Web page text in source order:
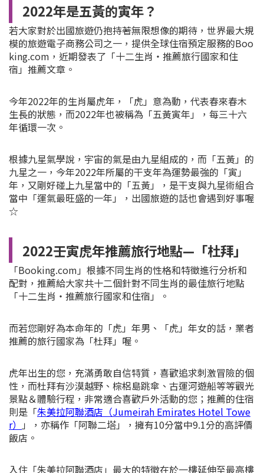
2022年是五黃的寅年？
若大家對於出國旅遊仍抱持著無限想像的期待，世界最大規
模的旅遊電子商務公司之一，提供全球住宿預定服務的Boo
king.com，近期發表了「十二生肖・推薦旅行國家和住
宿」推薦文章。
今年2022年的生肖屬虎年，「虎」意為動，代表春來春木
生長的狀態，而2022年也被稱為「五黃寅年」，每三十六
年循環一次。
根據九星氣學說，宇宙的氣是由九星組成的，而「五黃」的
九星之一，今年2022年所屬的干支年為運勢最強的「寅」
年，又剛好碰上九星當中的「五黃」，是干支與九星術組合
當中「運氣最旺盛的一年」，出國旅遊的話也會遇到好事喔
☆
2022壬寅虎年推薦旅行地點—「杜拜」
「Booking.com」根據不同生肖的性格和特徵進行分析和
配對，推薦給大家共十二個針對不同生肖的最佳旅行地點
「十二生肖・推薦旅行國家和住宿」。
而若您剛好為本命年的「虎」年男、「虎」年女的話，業者
推薦的旅行國家為「杜拜」喔。
虎年出生的您，充滿勇敢自信特質，喜歡追求刺激冒險的個
性，而杜拜有沙漠越野、棕梠島跳傘、古運河遊船等等觀光
景點＆體驗行程，非常適合喜歡戶外活動的您；推薦的住宿
則是「朱美拉阿聯酒店（Jumeirah Emirates Hotel Towe
r）
」，亦稱作「阿聯二塔」，擁有10分當中9.1分的高評價
飯店。
入住「朱美拉阿聯酒店」最大的特徵在於一樓延伸至最高樓